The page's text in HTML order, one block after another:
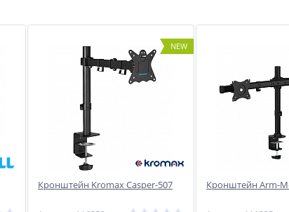
NEW
Кронштейн Kromax Casper-507 Кронштейн Arm-